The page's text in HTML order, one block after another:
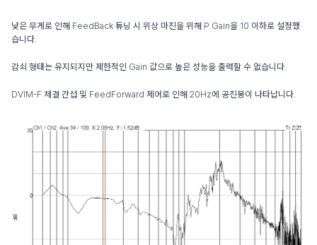
낮은 무게로 인해 FeedBack 튜닝 시 위상 마진을 위해 P Gain을 10 이하로 설정했
습니다.
감쇠 형태는 유지되지만 제한적인 Gain 값으로 높은 성능을 출력할 수 없습니다.
DVIM-F 체결 간섭 및 FeedForward 제어로 인해 20Hz에 공진봉이 나타납니다.